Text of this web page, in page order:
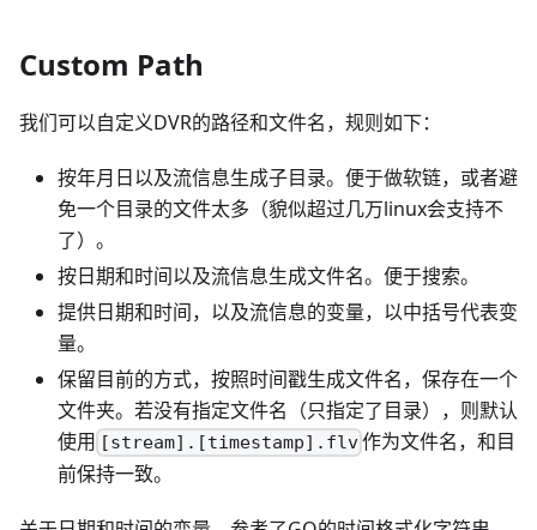
Custom Path
我们可以自定义DVR的路径和文件名，规则如下：
按年月日以及流信息生成子目录。便于做软链，或者避
免一个目录的文件太多（貌似超过几万linux会支持不
了）。
按日期和时间以及流信息生成文件名。便于搜索。
提供日期和时间，以及流信息的变量，以中括号代表变
量。
保留目前的方式，按照时间戳生成文件名，保存在一个
文件夹。若没有指定文件名（只指定了目录），则默认
使用 [stream].[timestamp].flv作为文件名，和目
前保持一致。